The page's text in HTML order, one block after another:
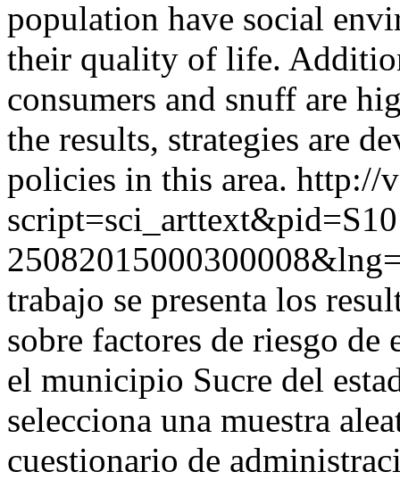
population have social
their quality of life.
consumers and snuff are
the results, strategies are
policies in this area. http://
trabajo se presenta los
sobre factores de riesgo de
el municipio Sucre del
selecciona una muestra
cuestionario de